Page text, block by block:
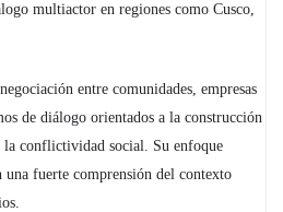
multiactor en regiones como Cusco,
entre comunidades, empresas
de diálogo orientados a la construcción
la conflictividad social. Su enfoque
fuerte comprensión del contexto